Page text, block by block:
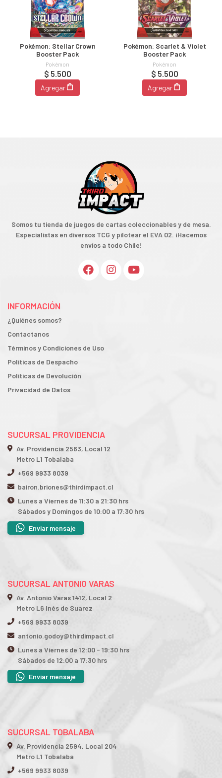
Pokémon: Stellar Crown
Booster Pack
Pokémon
$ 5.500
Agregar
Pokémon: Scarlet & Violet
Booster Pack
Pokémon
$ 5.500
Agregar
Somos tu tienda de juegos de cartas coleccionables y de mesa.
Especialistas en diversos TCG y pilotear el EVA 02. ¡Hacemos
envíos a todo Chile!
INFORMACIÓN
¿Quiénes somos?
Contactanos
Términos y Condiciones de Uso
Políticas de Despacho
Políticas de Devolución
Privacidad de Datos
SUCURSAL PROVIDENCIA
Av. Providencia 2563, Local 12
Metro L1 Tobalaba
+569 9933 8039
bairon.briones@thirdimpact.cl
Lunes a Viernes de 11:30 a 21:30 hrs
Sábados y Domingos de 10:00 a 17:30 hrs
Enviar mensaje
SUCURSAL ANTONIO VARAS
Av. Antonio Varas 1412, Local 2
Metro L6 Inés de Suarez
+569 9933 8039
antonio.godoy@thirdimpact.cl
Lunes a Viernes de 12:00 - 19:30 hrs
Sábados de 12:00 a 17:30 hrs
Enviar mensaje
SUCURSAL TOBALABA
Av. Providencia 2594, Local 204
Metro L1 Tobalaba
+569 9933 8039